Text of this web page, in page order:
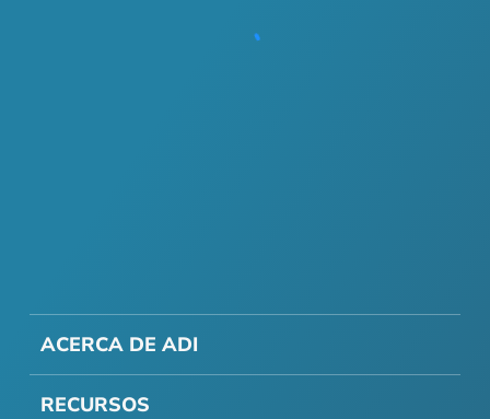
ACERCA DE ADI
RECURSOS